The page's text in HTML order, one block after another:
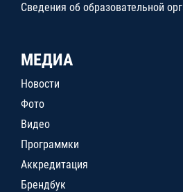
Сведения об образовательной
МЕДИА
Новости
Фото
Видео
Программки
Аккредитация
Брендбук